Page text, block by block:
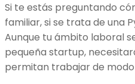
Si te estás preguntando
familiar, si se trata de una
Aunque tu ámbito laboral
pequeña startup,
permitan trabajar de